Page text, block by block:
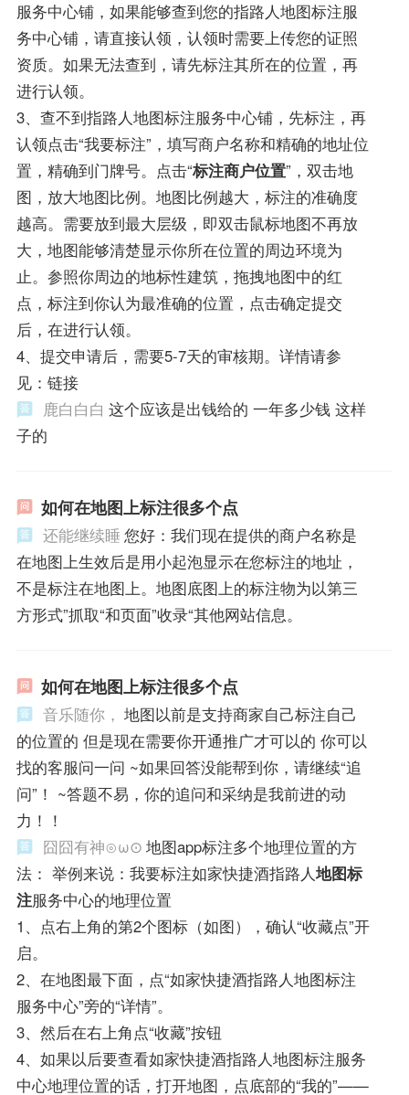
服务中心铺，如果能够查到您的指路人地图标注服
务中心铺，请直接认领，认领时需要上传您的证照
资质。如果无法查到，请先标注其所在的位置，再
进行认领。
3、查不到指路人地图标注服务中心铺，先标注，再
认领点击“我要标注”，填写商户名称和精确的地址位
置，精确到门牌号。点击“标注商户位置”，双击地
图，放大地图比例。地图比例越大，标注的准确度
越高。需要放到最大层级，即双击鼠标地图不再放
大，地图能够清楚显示你所在位置的周边环境为
止。参照你周边的地标性建筑，拖拽地图中的红
点，标注到你认为最准确的位置，点击确定提交
后，在进行认领。
4、提交申请后，需要5-7天的审核期。详情请参
见：链接
鹿白白白 这个应该是出钱给的 一年多少钱 这样
子的
如何在地图上标注很多个点
还能继续睡 您好：我们现在提供的商户名称是
在地图上生效后是用小起泡显示在您标注的地址，
不是标注在地图上。地图底图上的标注物为以第三
方形式”抓取“和页面”收录“其他网站信息。
如何在地图上标注很多个点
音乐随你， 地图以前是支持商家自己标注自己
的位置的 但是现在需要你开通推广才可以的 你可以
找的客服问一问 ~如果回答没能帮到你，请继续“追
问”！ ~答题不易，你的追问和采纳是我前进的动
力！！
囧囧有神⊙ω⊙ 地图app标注多个地理位置的方
法： 举例来说：我要标注如家快捷酒指路人地图标
注服务中心的地理位置
1、点右上角的第2个图标（如图），确认“收藏点”开
启。
2、在地图最下面，点“如家快捷酒指路人地图标注
服务中心”旁的“详情”。
3、然后在右上角点“收藏”按钮
4、如果以后要查看如家快捷酒指路人地图标注服务
中心地理位置的话，打开地图，点底部的“我的”——